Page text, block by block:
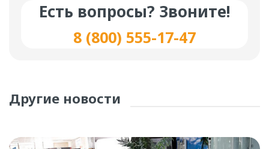
Есть вопросы? Звоните!
8 (800) 555-17-47
Другие новости